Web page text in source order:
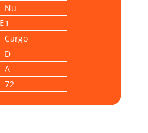
Nu
1
Cargo
D
A
72